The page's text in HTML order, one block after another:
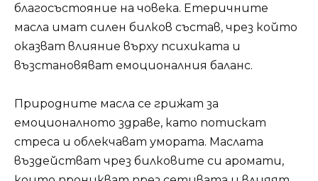
благосъстояние на човека. Етеричните
масла имат силен билков състав, чрез който
оказват влияние върху психиката и
възстановяват емоционалния баланс.
Природните масла се грижат за
емоционалното здраве, като потискат
стреса и облекчават умората. Маслата
въздействат чрез билковите си аромати,